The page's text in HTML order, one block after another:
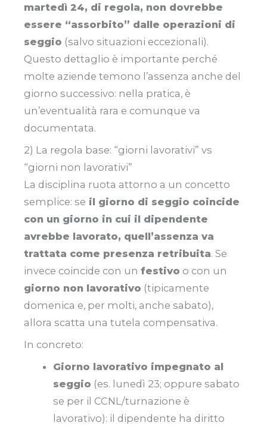
martedì 24, di regola, non dovrebbe
essere “assorbito” dalle operazioni di
seggio (salvo situazioni eccezionali).
Questo dettaglio è importante perché
molte aziende temono l’assenza anche del
giorno successivo: nella pratica, è
un’eventualità rara e comunque va
documentata.
2) La regola base: “giorni lavorativi” vs
“giorni non lavorativi”
La disciplina ruota attorno a un concetto
semplice: se il giorno di seggio coincide
con un giorno in cui il dipendente
avrebbe lavorato, quell’assenza va
trattata come presenza retribuita. Se
invece coincide con un festivo o con un
giorno non lavorativo (tipicamente
domenica e, per molti, anche sabato),
allora scatta una tutela compensativa.
In concreto:
Giorno lavorativo impegnato al
seggio (es. lunedì 23; oppure sabato
se per il CCNL/turnazione è
lavorativo): il dipendente ha diritto